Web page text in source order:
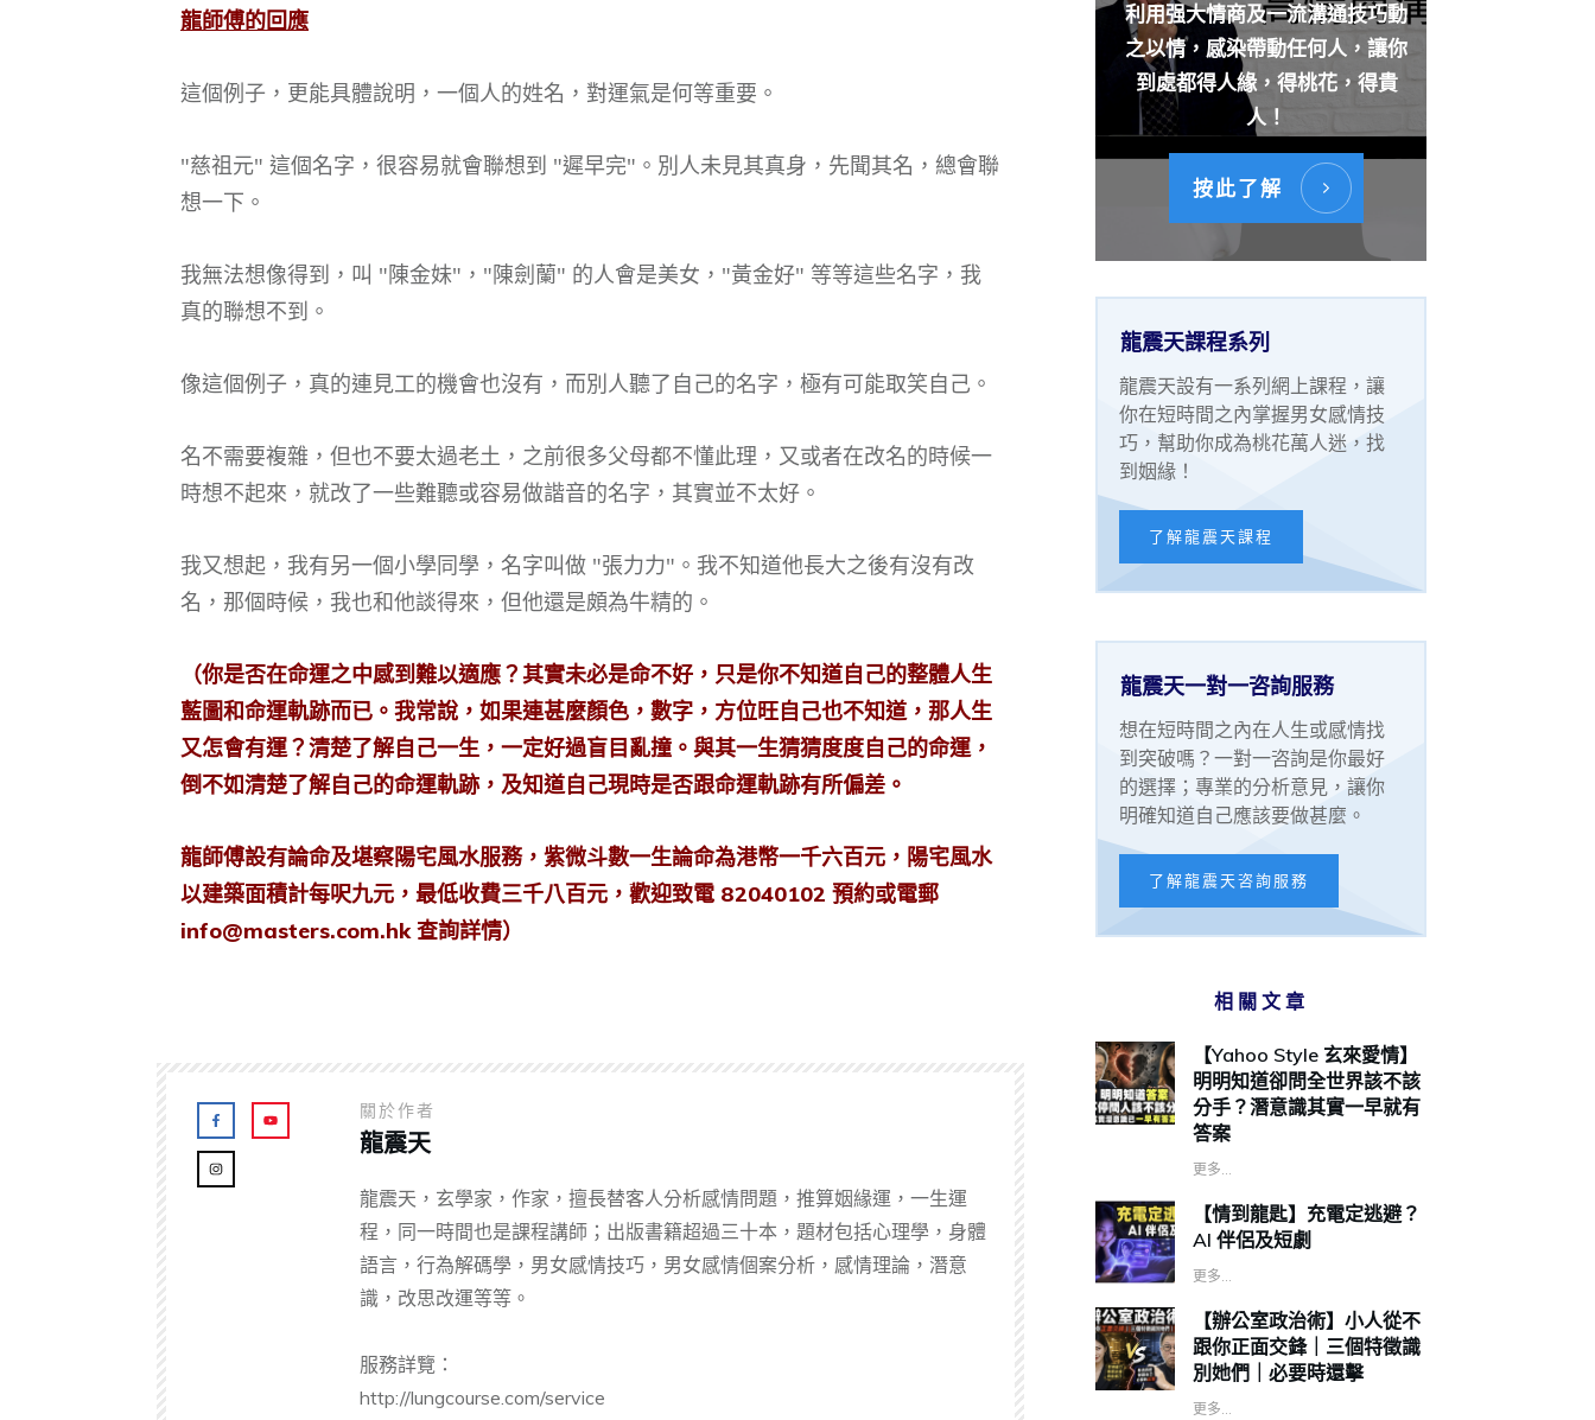
龍師傅的回應
這個例子，更能具體說明，一個人的姓名，對運氣是何等重要。
"慈祖元" 這個名字，很容易就會聯想到 "遲早完"。別人未見其真身，先聞其名，總會聯
想一下。
我無法想像得到，叫 "陳金妹"，"陳劍蘭" 的人會是美女，"黃金好" 等等這些名字，我
真的聯想不到。
像這個例子，真的連見工的機會也沒有，而別人聽了自己的名字，極有可能取笑自己。
名不需要複雜，但也不要太過老土，之前很多父母都不懂此理，又或者在改名的時候一
時想不起來，就改了一些難聽或容易做諧音的名字，其實並不太好。
我又想起，我有另一個小學同學，名字叫做 "張力力"。我不知道他長大之後有沒有改
名，那個時候，我也和他談得來，但他還是頗為牛精的。
（你是否在命運之中感到難以適應？其實未必是命不好，只是你不知道自己的整體人生
藍圖和命運軌跡而已。我常說，如果連甚麼顏色，數字，方位旺自己也不知道，那人生
又怎會有運？清楚了解自己一生，一定好過盲目亂撞。與其一生猜猜度度自己的命運，
倒不如清楚了解自己的命運軌跡，及知道自己現時是否跟命運軌跡有所偏差。
龍師傅設有論命及堪察陽宅風水服務，紫微斗數一生論命為港幣一千六百元，陽宅風水
以建築面積計每呎九元，最低收費三千八百元，歡迎致電 82040102 預約或電郵
info@masters.com.hk查詢詳情）
關於作者
龍震天
龍震天，玄學家，作家，擅長替客人分析感情問題，推算姻緣運，一生運
程，同一時間也是課程講師；出版書籍超過三十本，題材包括心理學，身體
語言，行為解碼學，男女感情技巧，男女感情個案分析，感情理論，潛意
識，改思改運等等。
服務詳覽：
http://lungcourse.com/service
利用强大情商及一流溝通技巧動
之以情，感染帶動任何人，讓你
到處都得人緣，得桃花，得貴
人！
按此了解
龍震天課程系列
龍震天設有一系列網上課程，讓
你在短時間之內掌握男女感情技
巧，幫助你成為桃花萬人迷，找
到姻緣！
了解龍震天課程
龍震天一對一咨詢服務
想在短時間之內在人生或感情找
到突破嗎？一對一咨詢是你最好
的選擇；專業的分析意見，讓你
明確知道自己應該要做甚麼。
了解龍震天咨詢服務
相關文章
【Yahoo Style 玄來愛情】
明明知道卻問全世界該不該
分手？潛意識其實一早就有
答案
更多...
【情到龍匙】充電定逃避？
AI 伴侶及短劇
更多...
【辦公室政治術】小人從不
跟你正面交鋒｜三個特徵識
別她們｜必要時還擊
更多...